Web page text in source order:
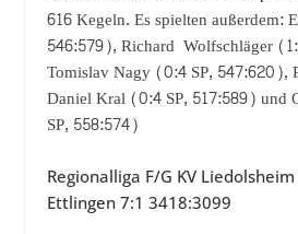
616 Kegeln. Es spielten außerdem:
546:579), Richard Wolfschläger
Tomislav Nagy (0:4 SP, 547:620),
Daniel Kral (0:4 SP, 517:589) und
SP, 558:574)
Regionalliga F/G KV
Ettlingen 7:1 3418:3099